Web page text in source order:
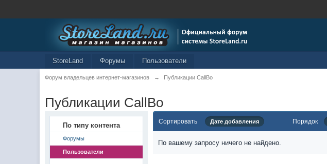
StoreLand Форумы Пользователи
Форум владельцев интернет-магазинов → Публикации CallBo
Публикации CallBo
По типу контента
Форумы
Пользователи
Сортировать Дате добавления Порядок
По вашему запросу ничего не найдено.